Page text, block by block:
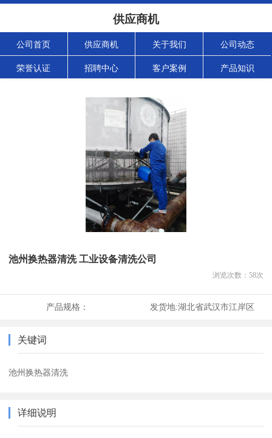
供应商机
公司首页 供应商机 关于我们 公司动态
荣誉认证 招聘中心 客户案例 产品知识
池州换热器清洗 工业设备清洗公司
浏览次数： 58次
产品规格： 发货地:湖北省武汉市江岸区
关键词
池州换热器清洗
详细说明